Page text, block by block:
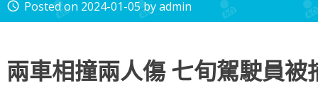
access_time Posted on 2024-01-05byadmin
兩車相撞兩人傷 七旬駕駛員被